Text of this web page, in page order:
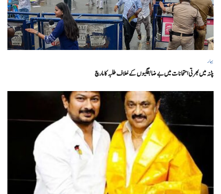
بہار
پٹنہ میں بھرتی امتحانات میں بے ضابطگیوں کے خلاف طلبہ کا مارچ